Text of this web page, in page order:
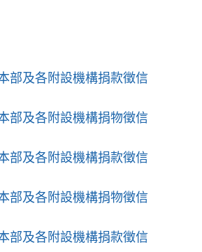
部及各附設機構捐款徵信
部及各附設機構捐物徵信
部及各附設機構捐款徵信
部及各附設機構捐物徵信
部及各附設機構捐款徵信